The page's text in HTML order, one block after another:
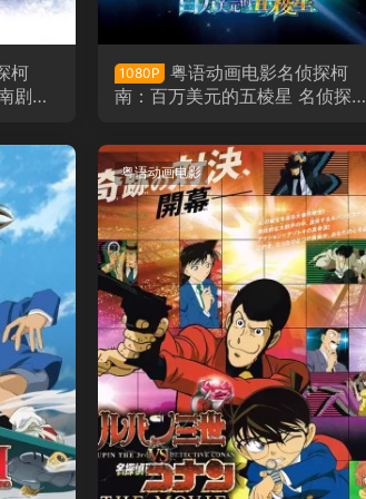
柯
剧场
1080P
粤语动画电影名侦探柯
南：百万美元的五棱星 名侦探柯
棱星粤语版
粤语动画电影